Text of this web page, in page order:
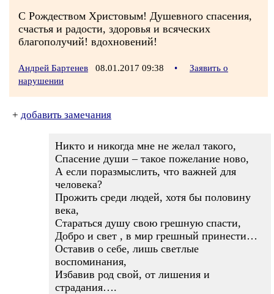
С Рождеством Христовым! Душевного спасения,
счастья и радости, здоровья и всяческих
благополучий! вдохновений!
Андрей Бартенев 08.01.2017 09:38 •
Заявить о
нарушении
+ добавить замечания
Никто и никогда мне не желал такого,
Спасение души – такое пожелание ново,
А если поразмыслить, что важней для
человека?
Прожить среди людей, хотя бы половину
века,
Стараться душу свою грешную спасти,
Добро и свет , в мир грешный принести…
Оставив о себе, лишь светлые
воспоминания,
Избавив род свой, от лишения и
страдания….